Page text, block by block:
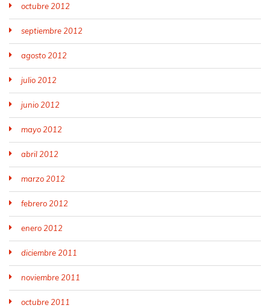
octubre 2012
septiembre 2012
agosto 2012
julio 2012
junio 2012
mayo 2012
abril 2012
marzo 2012
febrero 2012
enero 2012
diciembre 2011
noviembre 2011
octubre 2011